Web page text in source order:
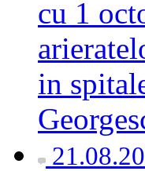
cu 1
in